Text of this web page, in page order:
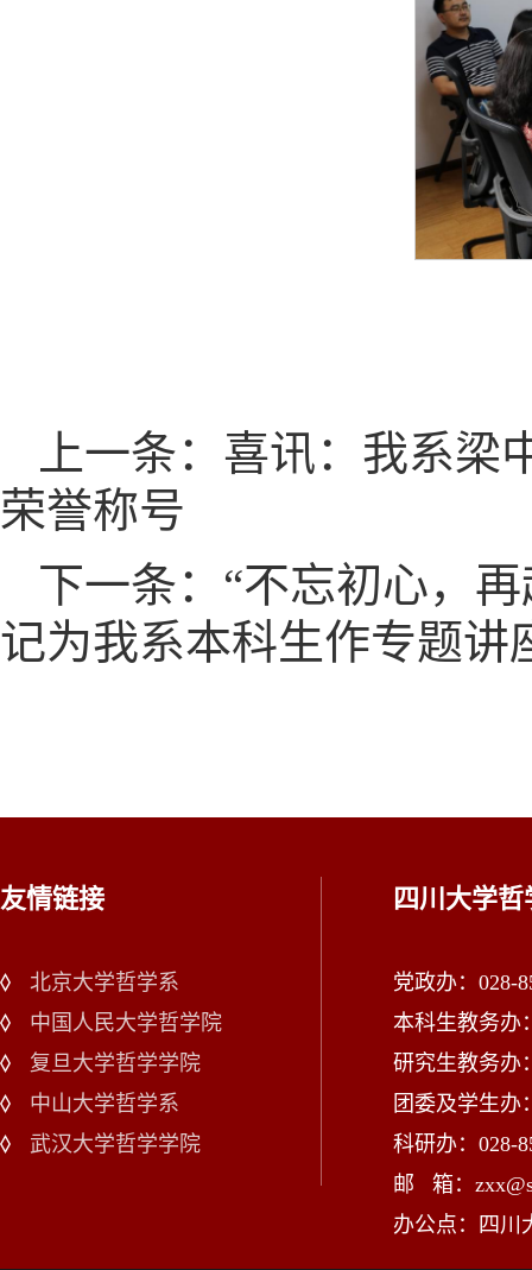
上一条：喜讯：我系
荣誉称号
下一条：“不忘初心，
记为我系本科生作专题讲
友情链接
北京大学哲学系
中国人民大学哲学院
复旦大学哲学学院
中山大学哲学系
武汉大学哲学学院
四川大学哲
党政办：028-
本科生教务办
研究生教务办
团委及学生办
科研办：028-
邮 箱：
办公点：四川